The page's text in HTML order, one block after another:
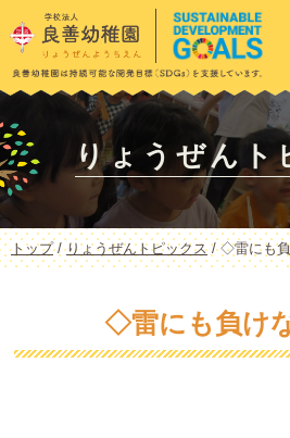
このページの本文へ
りょうぜんト
現
在
トップ/りょうぜんトピックス /◇雷にも
◇雷にも負け